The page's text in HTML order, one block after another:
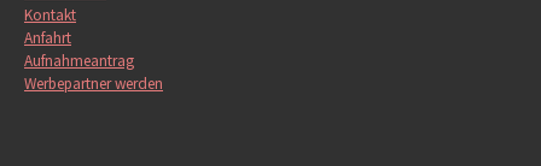
Kontakt
Anfahrt
Aufnahmeantrag
Werbepartner werden